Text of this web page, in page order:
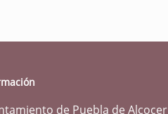
de Puebla de Alcocer